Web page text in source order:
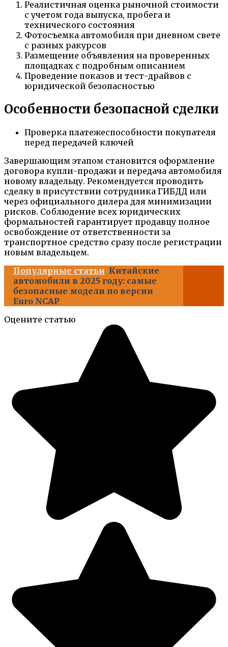
Реалистичная оценка рыночной стоимости
с учетом года выпуска, пробега и
технического состояния
Фотосъемка автомобиля при дневном свете
с разных ракурсов
Размещение объявления на проверенных
площадках с подробным описанием
Проведение показов и тест-драйвов с
юридической безопасностью
Особенности безопасной сделки
Проверка платежеспособности покупателя
перед передачей ключей
Завершающим этапом становится оформление
договора купли-продажи и передача автомобиля
новому владельцу. Рекомендуется проводить
сделку в присутствии сотрудника ГИБДД или
через официального дилера для минимизации
рисков. Соблюдение всех юридических
формальностей гарантирует продавцу полное
освобождение от ответственности за
транспортное средство сразу после регистрации
новым владельцем.
Популярные статьи Китайские
автомобили в 2025 году: самые
безопасные модели по версии
Euro NCAP
Оцените статью